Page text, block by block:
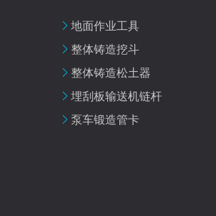
地面作业工具
整体铸造挖斗
整体铸造松土器
埋刮板输送机链杆
泵车锻造管卡